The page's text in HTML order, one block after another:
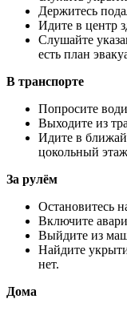
Держитесь
Идите в центр
Слушайте
есть план
В транспорте
Попросите
Выходите из
Идите в
цокольный
За рулём
Остановитесь
Включите
Выйдите из
Найдите
нет.
Дома